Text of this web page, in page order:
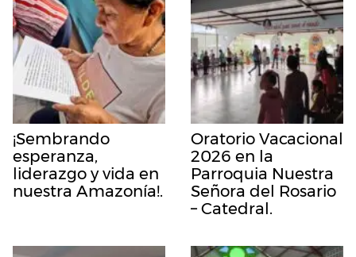
¡Sembrando
esperanza,
liderazgo y vida en
nuestra Amazonía!.
Oratorio Vacacional
2026 en la
Parroquia Nuestra
Señora del Rosario
– Catedral.